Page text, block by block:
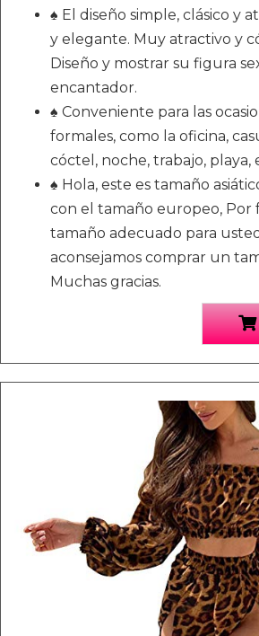
♠ El diseño simple, clásico y
y elegante. Muy atractivo y
Diseño y mostrar su figura
encantador.
♠ Conveniente para las
formales, como la oficina,
cóctel, noche, trabajo, playa,
♠ Hola, este es tamaño
con el tamaño europeo, Por
tamaño adecuado para
aconsejamos comprar un
Muchas gracias.